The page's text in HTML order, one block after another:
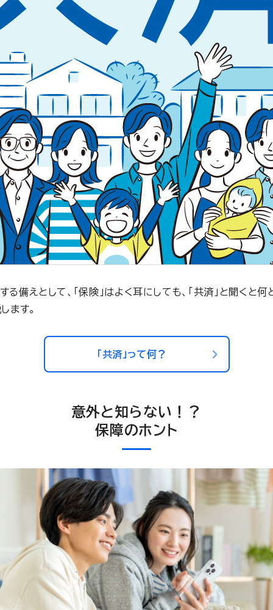
備えとして、「保険」はよく耳にしても、「共済」と聞くと
ます。
「共済」って何？
意外と知らない！？
保障のホント